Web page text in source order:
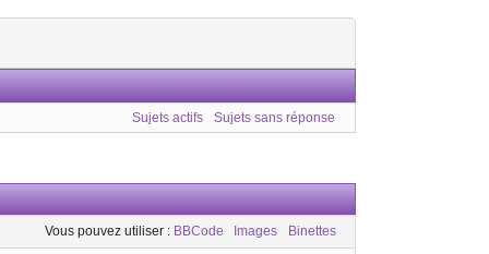
Sujets actifs Sujets sans réponse
Vous pouvez utiliser : BBCode Images Binettes